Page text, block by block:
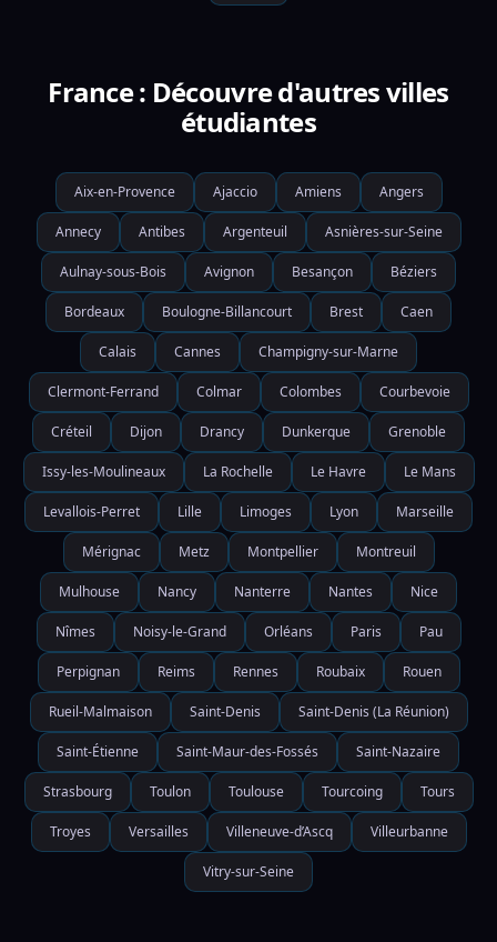
France : Découvre d'autres villes
étudiantes
Aix-en-Provence Ajaccio Amiens Angers
Annecy Antibes Argenteuil Asnières-sur-Seine
Aulnay-sous-Bois Avignon Besançon Béziers
Bordeaux Boulogne-Billancourt Brest Caen
Calais Cannes Champigny-sur-Marne
Clermont-Ferrand Colmar Colombes Courbevoie
Créteil Dijon Drancy Dunkerque Grenoble
Issy-les-Moulineaux La Rochelle Le Havre Le Mans
Levallois-Perret Lille Limoges Lyon Marseille
Mérignac Metz Montpellier Montreuil
Mulhouse Nancy Nanterre Nantes Nice
Nîmes Noisy-le-Grand Orléans Paris Pau
Perpignan Reims Rennes Roubaix Rouen
Rueil-Malmaison Saint-Denis Saint-Denis (La Réunion)
Saint-Étienne Saint-Maur-des-Fossés Saint-Nazaire
Strasbourg Toulon Toulouse Tourcoing Tours
Troyes Versailles Villeneuve-d’Ascq Villeurbanne
Vitry-sur-Seine